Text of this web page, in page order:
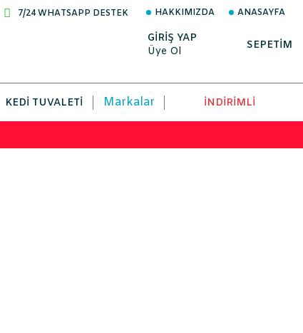
7/24 WHATSAPP DESTEK HAKKIMIZDA ANASAYFA
GİRİŞ YAP
Üye Ol
SEPETİM
KEDI TUVALETI Markalar İNDİRİMLİ